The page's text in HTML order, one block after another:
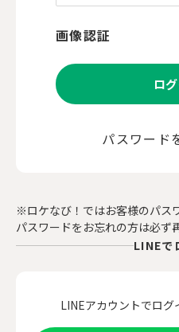
画像認証
ロ
パスワード
※ロケなび！ではお客様のパス
パスワードをお忘れの方は必ず
LINEで
LINEアカウントでロ